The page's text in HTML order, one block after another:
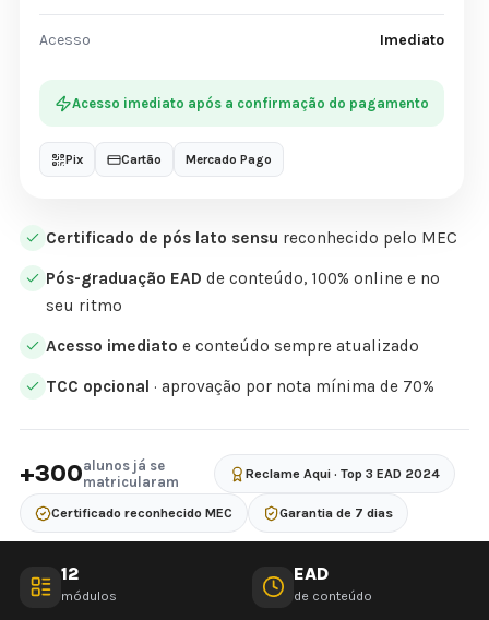
Certificado de pós lato sensu reconhecido pelo MEC
Pós-graduação EAD de conteúdo, 100% online e no
seu ritmo
Acesso imediato e conteúdo sempre atualizado
TCC opcional · aprovação por nota mínima de 70%
+300alunos já se
matricularam
Reclame Aqui · Top 3 EAD 2024
Certificado reconhecido MEC Garantia de 7 dias
Acesso Imediato
Acesso imediato após a confirmação do pagamento
Pix Cartão Mercado Pago
12
módulos
EAD
de conteúdo